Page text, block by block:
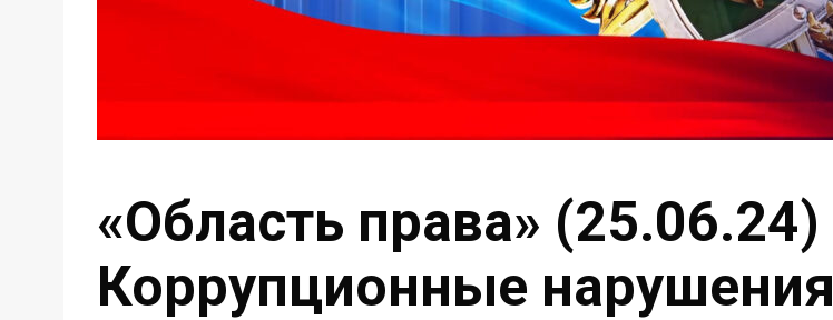
«Область права» (25.06.24)
Коррупционные нарушения